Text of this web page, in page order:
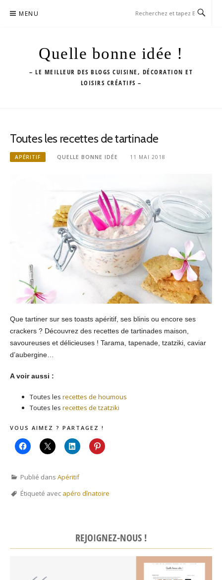
MENU
Quelle bonne idée !
– LE MEILLEUR DES BLOGS CUISINE, DÉCORATION ET
LOISIRS CRÉATIFS –
Toutes les recettes de tartinade
APÉRITIF QUELLE BONNE IDÉE 11 MAI 2018
Que tartiner sur ses toasts apéritif, ses blinis ou encore ses
crackers ? Découvrez des recettes de tartinades maison,
savoureuses et délicieuses ! Tarama, tapenade, tzatziki, caviar
d’aubergine…
A voir aussi :
Toutes les recettes de houmous
Toutes les recettes de tzatziki
VOUS AIMEZ ? PARTAGEZ !
Publié dans Apéritif
Étiqueté avec apéro dînatoire
REJOIGNEZ-NOUS !